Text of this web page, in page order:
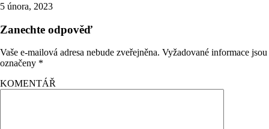
5 února, 2023
Zanechte odpověď
Vaše e-mailová adresa nebude zveřejněna. Vyžadované informace jsou
označeny *
KOMENTÁŘ